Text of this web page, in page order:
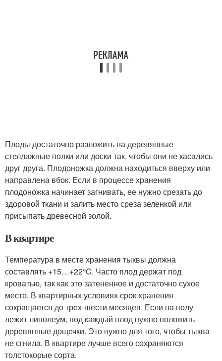
Плоды достаточно разложить на деревянные
стеллажные полки или доски так, чтобы они не касались
друг друга. Плодоножка должна находиться вверху или
направлена вбок. Если в процессе хранения
плодоножка начинает загнивать, ее нужно срезать до
здоровой ткани и залить место среза зеленкой или
присыпать древесной золой.
В квартире
Температура в месте хранения тыквы должна
составлять +15…+22°C. Часто плод держат под
кроватью, так как это затененное и достаточно сухое
место. В квартирных условиях срок хранения
сокращается до трех-шести месяцев. Если на полу
лежит линолеум, под каждый плод нужно положить
деревянные дощечки. Это нужно для того, чтобы тыква
не сгнила. В квартире лучше всего сохраняются
толстокорые сорта.